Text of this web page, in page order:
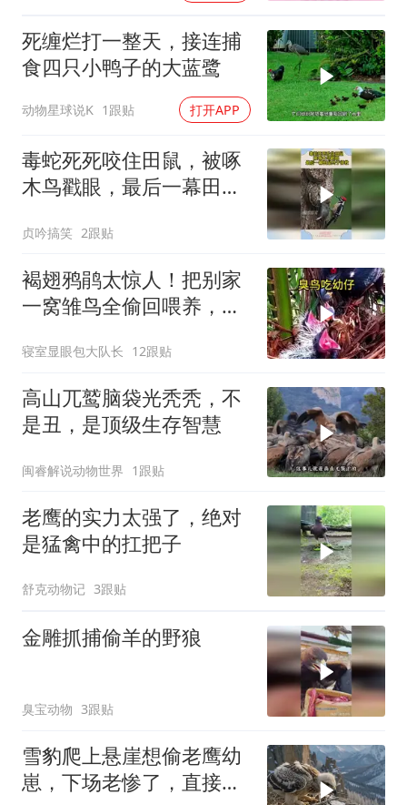
死缠烂打一整天，接连捕
食四只小鸭子的大蓝鹭
动物星球说K 1跟贴 打开APP
毒蛇死死咬住田鼠，被啄
木鸟戳眼，最后一幕田鼠
贞吟搞笑 2跟贴
褐翅鸦鹃太惊人！把别家
一窝雏鸟全偷回喂养，自
寝室显眼包大队长 12跟贴
高山兀鹫脑袋光秃秃，不
是丑，是顶级生存智慧
闽睿解说动物世界 1跟贴
老鹰的实力太强了，绝对
是猛禽中的扛把子
舒克动物记 3跟贴
金雕抓捕偷羊的野狼
臭宝动物 3跟贴
雪豹爬上悬崖想偷老鹰幼
崽，下场老惨了，直接被